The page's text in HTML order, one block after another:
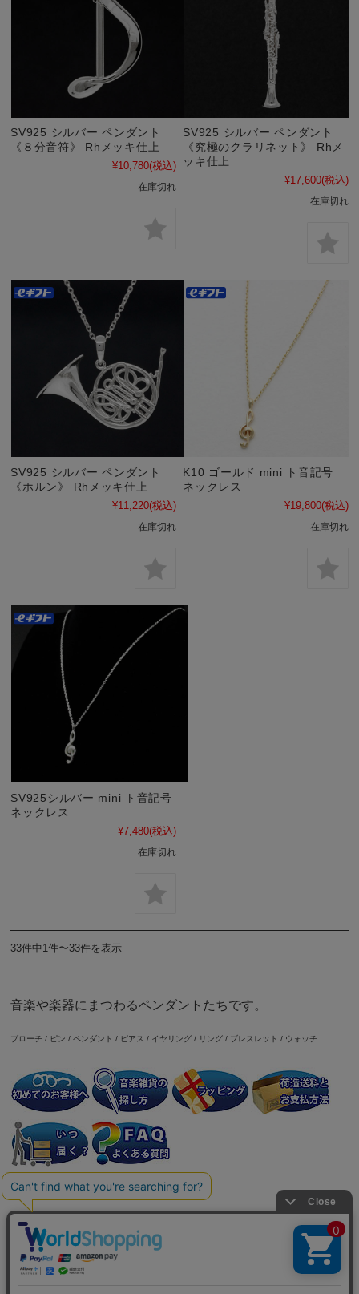
SV925 シルバー ペンダント
《８分音符》 Rhメッキ仕上
¥10,780(税込)
在庫切れ
SV925 シルバー ペンダント
《究極のクラリネット》 Rhメ
ッキ仕上
¥17,600(税込)
在庫切れ
SV925 シルバー ペンダント
《ホルン》 Rhメッキ仕上
¥11,220(税込)
在庫切れ
K10 ゴールド mini ト音記号
ネックレス
¥19,800(税込)
在庫切れ
SV925シルバー mini ト音記号
ネックレス
¥7,480(税込)
在庫切れ
33件中1件〜33件を表示
音楽や楽器にまつわるペンダントたちです。
ブローチ / ピン /ペンダント / ピアス / イヤリング / リング / ブレスレット / ウォッチ